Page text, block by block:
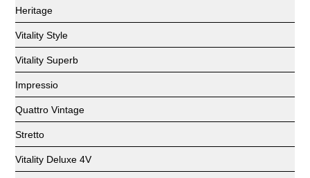
Heritage
Vitality Style
Vitality Superb
Impressio
Quattro Vintage
Stretto
Vitality Deluxe 4V